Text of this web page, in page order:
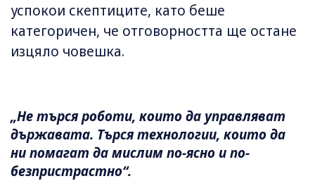
успокои скептиците, като беше
категоричен, че отговорността ще остане
изцяло човешка.
„Не търся роботи, които да управляват
държавата. Търся технологии, които да
ни помагат да мислим по-ясно и по-
безпристрастно“.